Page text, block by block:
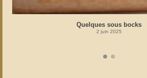
Quelques sous bocks
2 juin 2025